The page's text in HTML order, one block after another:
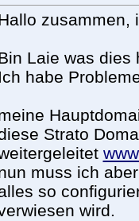
zusammen,
Laie was dies
Ich habe
Strato
muss ich
so
wird.